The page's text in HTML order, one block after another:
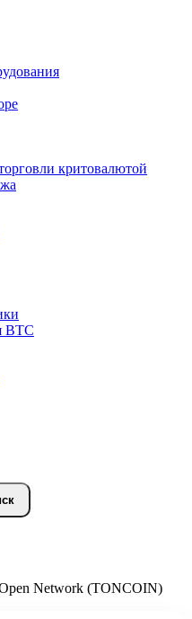
критовалютой
BTC
Network (TONCOIN)